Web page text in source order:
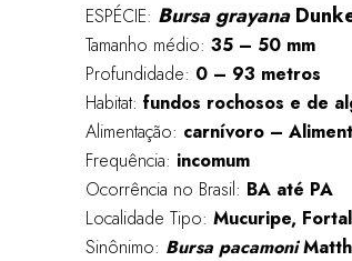
ESPÉCIE: Bursa grayana
Tamanho médio: 35 – 50 mm
Profundidade: 0 – 93 metros
Habitat: fundos rochosos e de
Alimentação: carnívoro –
Frequência: incomum
Ocorrência no Brasil: BA até PA
Localidade Tipo: Mucuripe,
Sinônimo: Bursa pacamoni